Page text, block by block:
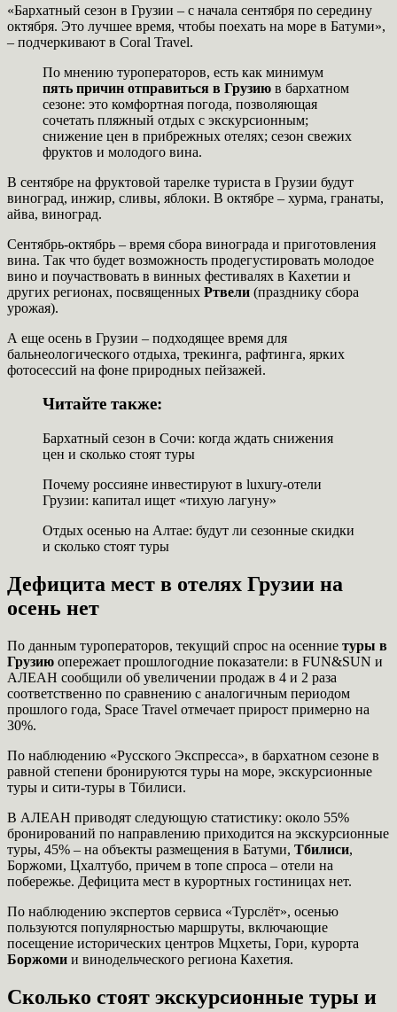
«Бархатный сезон в Грузии – с начала сентября по середину
октября. Это лучшее время, чтобы поехать на море в Батуми»,
– подчеркивают в Coral Travel.
По мнению туроператоров, есть как минимум
пять причин отправиться в Грузию в бархатном
сезоне: это комфортная погода, позволяющая
сочетать пляжный отдых с экскурсионным;
снижение цен в прибрежных отелях; сезон свежих
фруктов и молодого вина.
В сентябре на фруктовой тарелке туриста в Грузии будут
виноград, инжир, сливы, яблоки. В октябре – хурма, гранаты,
айва, виноград.
Сентябрь-октябрь – время сбора винограда и приготовления
вина. Так что будет возможность продегустировать молодое
вино и поучаствовать в винных фестивалях в Кахетии и
других регионах, посвященных Ртвели (празднику сбора
урожая).
А еще осень в Грузии – подходящее время для
бальнеологического отдыха, трекинга, рафтинга, ярких
фотосессий на фоне природных пейзажей.
Читайте также:
Бархатный сезон в Сочи: когда ждать снижения
цен и сколько стоят туры
Почему россияне инвестируют в luxury-отели
Грузии: капитал ищет «тихую лагуну»
Отдых осенью на Алтае: будут ли сезонные скидки
и сколько стоят туры
Дефицита мест в отелях Грузии на
осень нет
По данным туроператоров, текущий спрос на осенние туры в
Грузию опережает прошлогодние показатели: в FUN&SUN и
АЛЕАН сообщили об увеличении продаж в 4 и 2 раза
соответственно по сравнению с аналогичным периодом
прошлого года, Space Travel отмечает прирост примерно на
30%.
По наблюдению «Русского Экспресса», в бархатном сезоне в
равной степени бронируются туры на море, экскурсионные
туры и сити-туры в Тбилиси.
В АЛЕАН приводят следующую статистику: около 55%
бронирований по направлению приходится на экскурсионные
туры, 45% – на объекты размещения в Батуми, Тбилиси,
Боржоми, Цхалтубо, причем в топе спроса – отели на
побережье. Дефицита мест в курортных гостиницах нет.
По наблюдению экспертов сервиса «Турслёт», осенью
пользуются популярностью маршруты, включающие
посещение исторических центров Мцхеты, Гори, курорта
Боржоми и винодельческого региона Кахетия.
Сколько стоят экскурсионные туры и